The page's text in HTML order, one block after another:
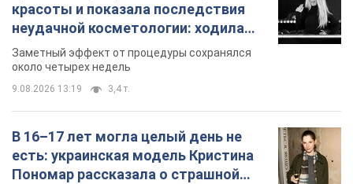
красоты и показала последствия
неудачной косметологии: ходила
так почти месяц
Заметный эффект от процедуры сохранялся
около четырех недель
9.08.2026 13:19 3,4 т.
В 16–17 лет могла целый день не
есть: украинская модель Кристина
Пономар рассказала о страшной